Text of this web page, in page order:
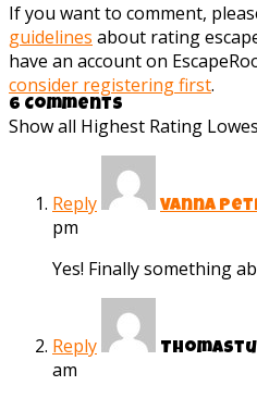
If you want to comment,
guidelines about rating
have an account on
consider registering first.
6 Comments
Show all Highest Rating
Reply Vanna
pm
Yes! Finally something
Reply
am